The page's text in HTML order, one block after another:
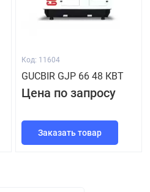
Код: 11604
GUCBIR GJP 66 48 КВТ
Цена по запросу
Заказать товар